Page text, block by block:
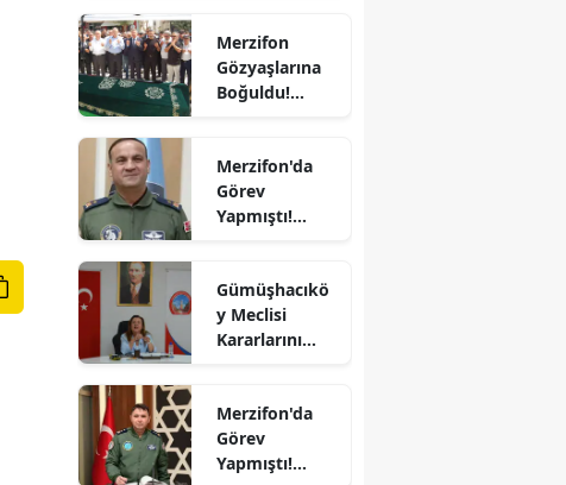
Çanakkale
Çankırı
Denizli
Edirne
Elazığ
Erzurum
Hayatını
Kaybetti
Merzifon
Gözyaşlarına
Boğuldu!
Son
Yolculuğuna
Uğurlandı
Merzifon'da
Görev
Yapmıştı!
Hava
Kuvvetleri
Komutanı
Gümüşhacıkö
y Meclisi
Kararlarını
Merzifon'da
Görev
Yapmıştı!